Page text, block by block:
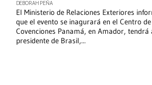
DEBORAH PEÑA
El Ministerio de Relaciones Exteriores
que el evento se inagurará en el Centro de
Covenciones Panamá, en Amador, tendrá
presidente de Brasil,...